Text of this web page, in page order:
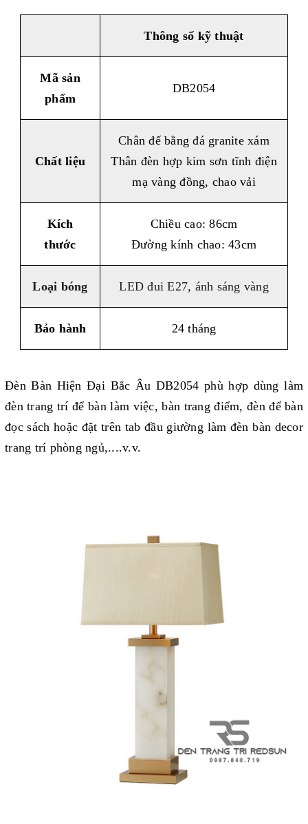
Thông số kỹ thuật
Mã sản
phẩm
DB2054
Chất liệu
Chân đế bằng đá granite xám
Thân đèn hợp kim sơn tĩnh điện
mạ vàng đồng, chao vải
Kích
thước
Chiều cao: 86cm
Đường kính chao: 43cm
Loại bóng LED đui E27, ánh sáng vàng
Bảo hành 24 tháng
Đèn Bàn Hiện Đại Bắc Âu DB2054 phù hợp dùng làm
đèn trang trí để bàn làm việc, bàn trang điểm, đèn để bàn
đọc sách hoặc đặt trên tab đầu giường làm đèn bàn decor
trang trí phòng ngủ,....v.v.